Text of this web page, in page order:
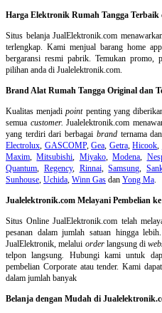
Harga Elektronik Rumah Tangga Terbaik
Situs belanjaJualElektronik.com
terlengkap. Kami menjual barang home
bergaransi resmi pabrik. Temukan promo,
pilihan anda di Jualelektronik.com.
Brand Alat Rumah Tangga Original dan
Kualitas menjadipointpenting yang
semua customer. Jualelektronik.com
yang terdiri dari berbagai brandternama
Electrolux, GASCOMP,Gea, Getra,Hicook,
Maxim,Mitsubishi, Miyako,Modena,
Quantum, Regency, Rinnai,Samsung,
Sunhouse, Uchida, Winn Gas dan Yong Ma.
Jualelektronik.com Melayani Pembelian
Situs Online JualElektronik.com telah
pesanan dalam jumlah satuan hingga lebih.
JualElektronik, melalui orderlangsung di
telpon langsung. Hubungi kami untuk
pembelian Corporate atau tender. Kami
dalam jumlah banyak
Belanja dengan Mudah di